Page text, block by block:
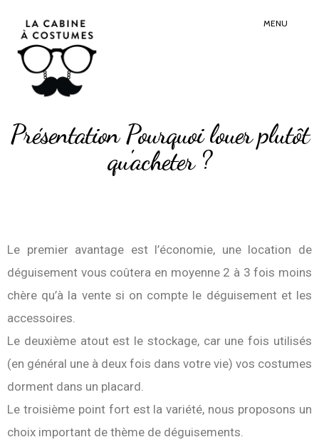
MENU
Présentation Pourquoi louer plutôt
qu'acheter ?
Le premier avantage est l’économie, une location de
déguisement vous coûtera en moyenne 2 à 3 fois moins
chère qu’à la vente si on compte le déguisement et les
accessoires.
Le deuxième atout est le stockage, car une fois utilisés
(en général une à deux fois dans votre vie) vos costumes
dorment dans un placard.
Le troisième point fort est la variété, nous proposons un
choix important de thème de déguisements.